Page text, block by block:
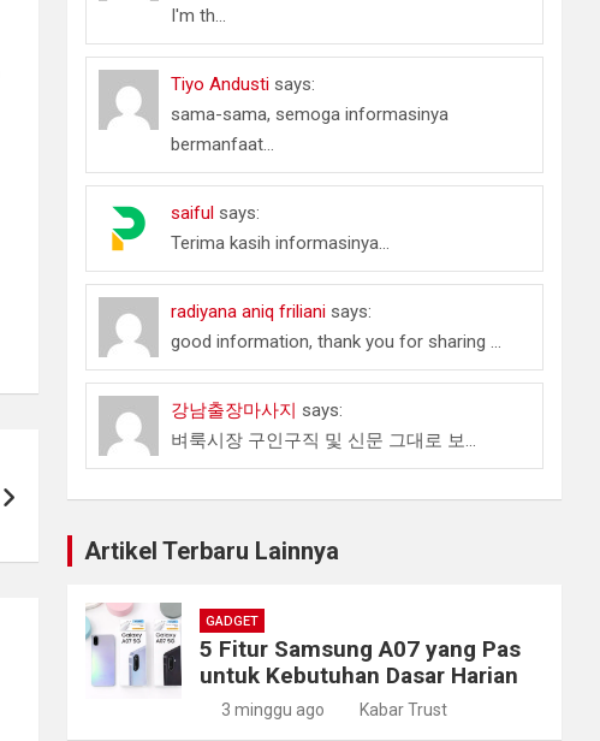
I'm th...
Tiyo Andusti says:
sama-sama, semoga informasinya
bermanfaat...
saiful says:
Terima kasih informasinya...
radiyana aniq friliani says:
good information, thank you for sharing ...
강남출장마사지 says:
벼룩시장 구인구직 및 신문 그대로 보...
Artikel Terbaru Lainnya
GADGET
5 Fitur Samsung A07 yang Pas
untuk Kebutuhan Dasar Harian
3 minggu ago Kabar Trust